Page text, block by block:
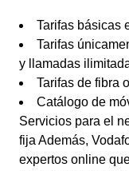
Tarifas básicas
Tarifas
y llamadas
Tarifas de fibra
Catálogo de
Servicios para el
fija Además,
expertos online